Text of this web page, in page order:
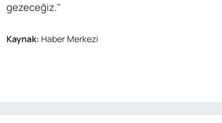
gezeceğiz."
Kaynak: Haber Merkezi